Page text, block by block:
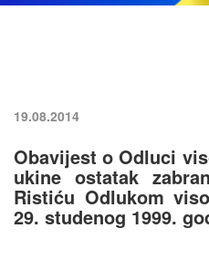
19.08.2014
Obavijest o Odluci
ukine ostatak
Ristiću Odlukom
29. studenog 1999.